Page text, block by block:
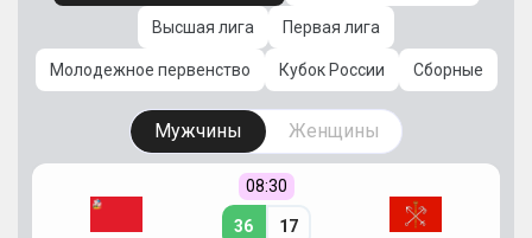
Высшая лига Первая лига
Молодежное первенство Кубок России Сборные
Мужчины Женщины
08:30
36 17